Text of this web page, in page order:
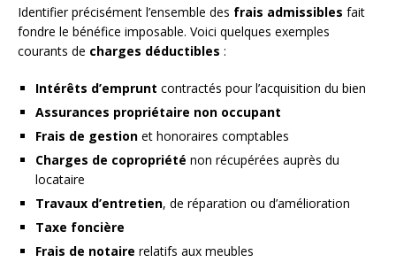
Identifier précisément l’ensemble des frais admissibles fait
fondre le bénéfice imposable. Voici quelques exemples
courants de charges déductibles :
Intérêts d’emprunt contractés pour l’acquisition du bien
Assurances propriétaire non occupant
Frais de gestion et honoraires comptables
Charges de copropriété non récupérées auprès du
locataire
Travaux d’entretien, de réparation ou d’amélioration
Taxe foncière
Frais de notaire relatifs aux meubles